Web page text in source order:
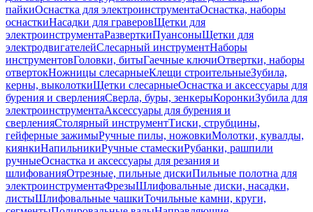
пайкиОснастка для электроинструментаОснастка, наборы
оснасткиНасадки для граверовЩетки для
электроинструментаРазверткиПуансоныЩетки для
электродвигателейСлесарный инструментНаборы
инструментовГоловки, битыГаечные ключиОтвертки, наборы
отвертокНожницы слесарныеКлещи строительныеЗубила,
керны, выколоткиЩетки слесарныеОснастка и аксессуары для
бурения и сверленияСверла, буры, зенкерыКоронкиЗубила для
электроинструментаАксессуары для бурения и
сверленияСтолярный инструментТиски, струбцины,
гейферные зажимыРучные пилы, ножовкиМолотки, кувалды,
киянкиНапильникиРучные стамескиРубанки, рашпили
ручныеОснастка и аксессуары для резания и
шлифованияОтрезные, пильные дискиПильные полотна для
электроинструментаФрезыШлифовальные диски, насадки,
листыШлифовальные чашкиТочильные камни, круги,